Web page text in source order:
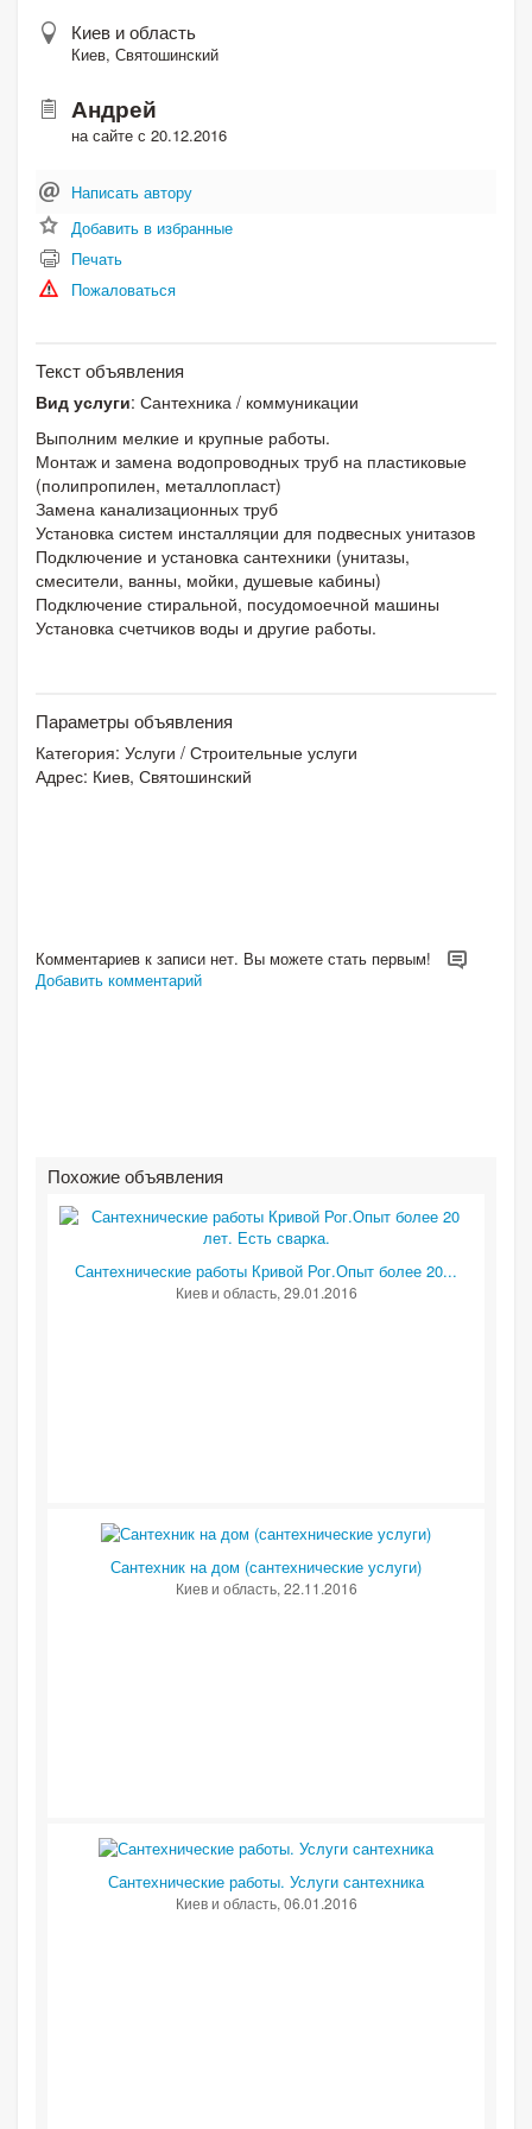
Киев и область
Киев, Святошинский
Андрей
на сайте с 20.12.2016
Написать автору
Добавить в избранные
Печать
Пожаловаться
Текст объявления
Вид услуги: Сантехника / коммуникации
Выполним мелкие и крупные работы.
Монтаж и замена водопроводных труб на пластиковые
(полипропилен, металлопласт)
Замена канализационных труб
Установка систем инсталляции для подвесных унитазов
Подключение и установка сантехники (унитазы,
смесители, ванны, мойки, душевые кабины)
Подключение стиральной, посудомоечной машины
Установка счетчиков воды и другие работы.
Параметры объявления
Категория: Услуги / Строительные услуги
Адрес: Киев, Святошинский
Комментариев к записи нет. Вы можете стать первым!
Добавить комментарий
Похожие объявления
Сантехнические работы Кривой Рог.Опыт более 20...
Киев и область, 29.01.2016
Сантехник на дом (сантехнические услуги)
Киев и область, 22.11.2016
Сантехнические работы. Услуги сантехника
Киев и область, 06.01.2016